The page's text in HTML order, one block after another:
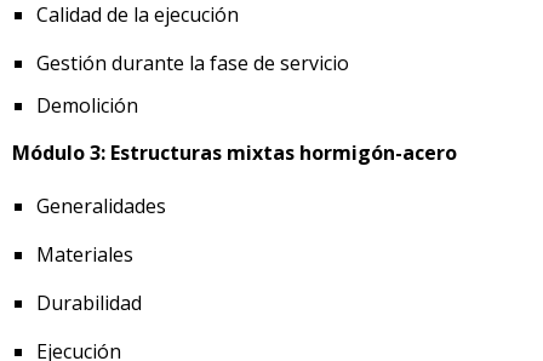
Calidad de la ejecución
Gestión durante la fase de servicio
Demolición
Módulo 3: Estructuras mixtas hormigón-acero
Generalidades
Materiales
Durabilidad
Ejecución